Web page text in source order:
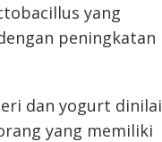
yang
peningkatan
dan yogurt dinilai
yang memiliki